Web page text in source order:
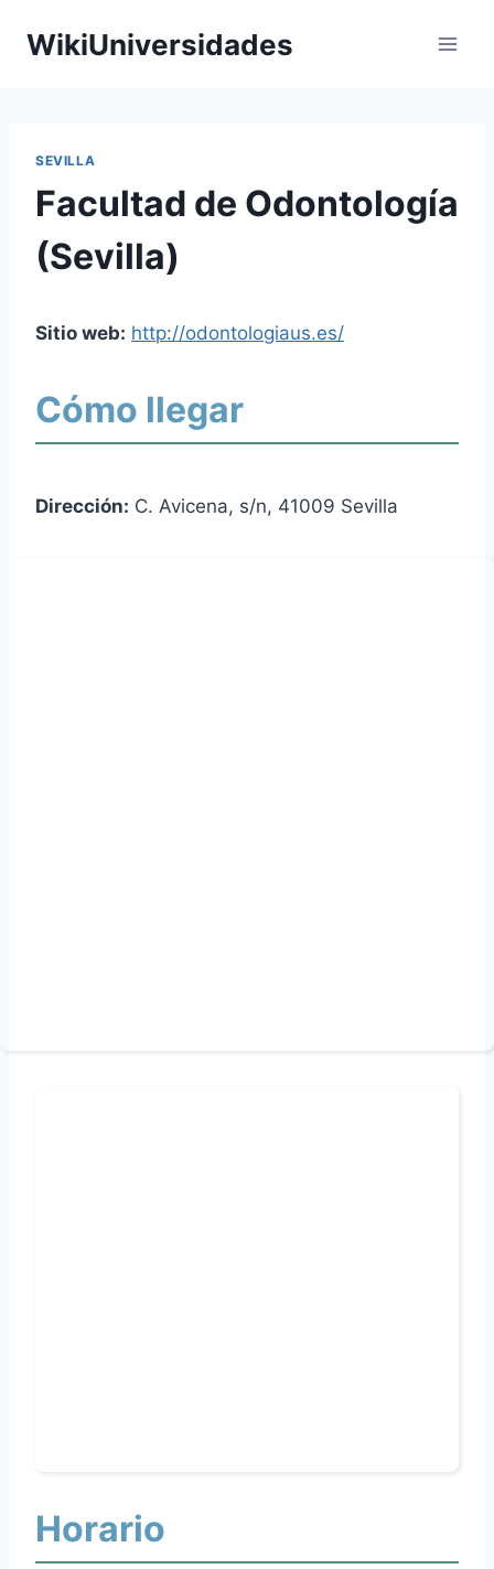
WikiUniversidades
SEVILLA
Facultad de Odontología
(Sevilla)
Sitio web: http://odontologiaus.es/
Cómo llegar
Dirección: C. Avicena, s/n, 41009 Sevilla
Horario